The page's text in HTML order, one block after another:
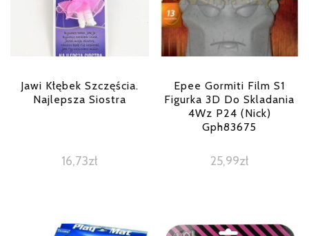
Jawi Kłębek Szczęścia.
Najlepsza Siostra
16,73zł
Epee Gormiti Film S1
Figurka 3D Do Skladania
4Wz P24 (Nick)
Gph83675
25,99zł